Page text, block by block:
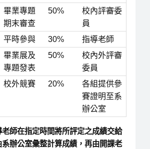
畢業專題
期末審查
50%
校內評審委
員
平時參與 30%
指導老師
畢業展及
專題發表
50%
校內外評審
委員
校外競賽 20%
各組提供參
賽證明至系
辦公室
師在指定時間將所評定之成績交給
辦公室彙整計算成績，再由開課老